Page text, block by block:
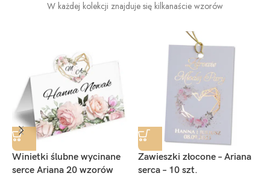
W każdej kolekcji znajduje się kilkanaście wzorów
Winietki ślubne wycinane
serce Ariana 20 wzorów
Zawieszki złocone – Ariana
serca – 10 szt.